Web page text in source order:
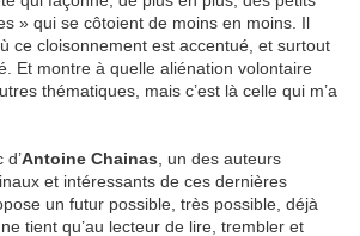
» qui se côtoient de moins en moins. Il
ce cloisonnement est accentué, et surtout
Et montre à quelle aliénation volontaire
thématiques, mais c’est là celle qui m’a
Antoine Chainas , un des auteurs
et intéressants de ces dernières
un futur possible, très possible, déjà
tient qu’au lecteur de lire, trembler et